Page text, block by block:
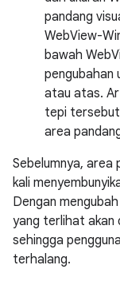
pandang
WebView-
bawah
pengubahan
atau atas.
tepi tersebut
area
Sebelumnya, area
kali
Dengan
yang terlihat
sehingga
terhalang.